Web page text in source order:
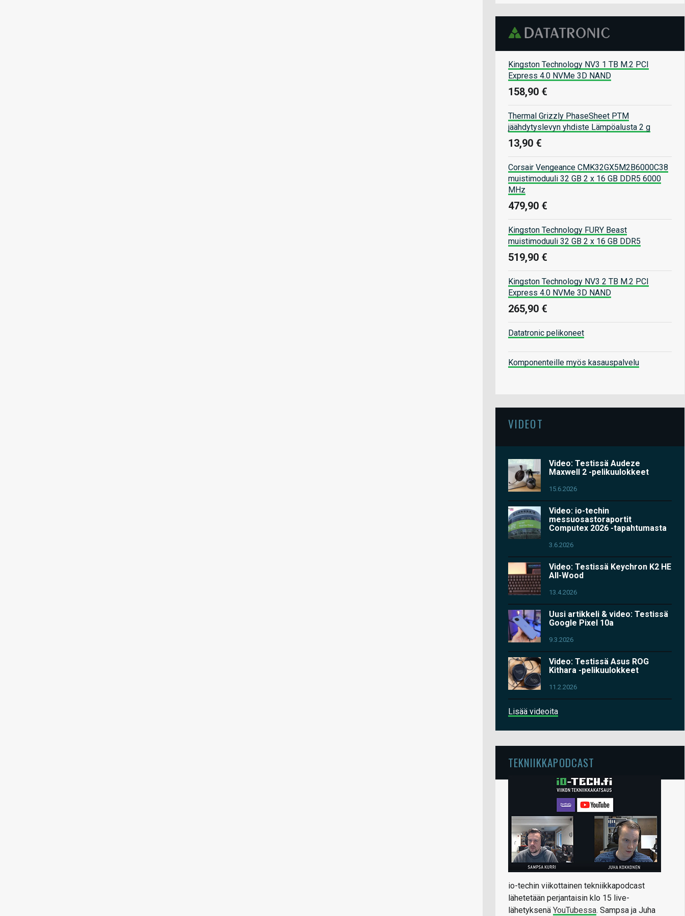
Kingston Technology NV3 1 TB M.2 PCI
Express 4.0 NVMe 3D NAND
158,90 €
Thermal Grizzly PhaseSheet PTM
jäähdytyslevyn yhdiste Lämpöalusta 2 g
13,90 €
Corsair Vengeance CMK32GX5M2B6000C38
muistimoduuli 32 GB 2 x 16 GB DDR5 6000
MHz
479,90 €
Kingston Technology FURY Beast
muistimoduuli 32 GB 2 x 16 GB DDR5
519,90 €
Kingston Technology NV3 2 TB M.2 PCI
Express 4.0 NVMe 3D NAND
265,90 €
Datatronic pelikoneet
Komponenteille myös kasauspalvelu
VIDEOT
Video: Testissä Audeze
Maxwell 2 -pelikuulokkeet
15.6.2026
Video: io-techin
messuosastoraportit
Computex 2026 -tapahtumasta
3.6.2026
Video: Testissä Keychron K2 HE
All-Wood
13.4.2026
Uusi artikkeli & video: Testissä
Google Pixel 10a
9.3.2026
Video: Testissä Asus ROG
Kithara -pelikuulokkeet
11.2.2026
Lisää videoita
TEKNIIKKAPODCAST
io-techin viikottainen tekniikkapodcast
lähetetään perjantaisin klo 15 live-
lähetyksenä YouTubessa. Sampsa ja Juha